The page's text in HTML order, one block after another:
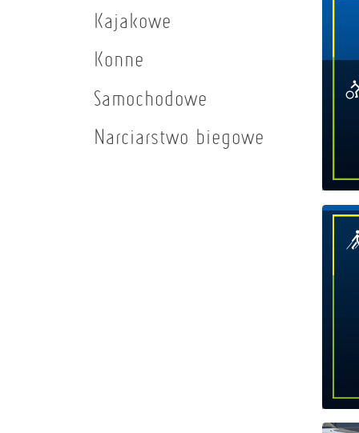
Kajakowe
Konne
Samochodowe
Narciarstwo biegowe